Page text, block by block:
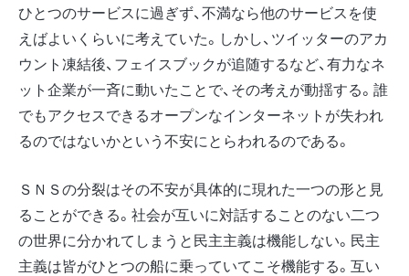
ひとつのサービスに過ぎず、不満なら他のサービスを使
えばよいくらいに考えていた。しかし、ツイッターのアカ
ウント凍結後、フェイスブックが追随するなど、有力なネ
ット企業が一斉に動いたことで、その考えが動揺する。誰
でもアクセスできるオープンなインターネットが失われ
るのではないかという不安にとらわれるのである。
ＳＮＳの分裂はその不安が具体的に現れた一つの形と見
ることができる。社会が互いに対話することのない二つ
の世界に分かれてしまうと民主主義は機能しない。民主
主義は皆がひとつの船に乗っていてこそ機能する。互い